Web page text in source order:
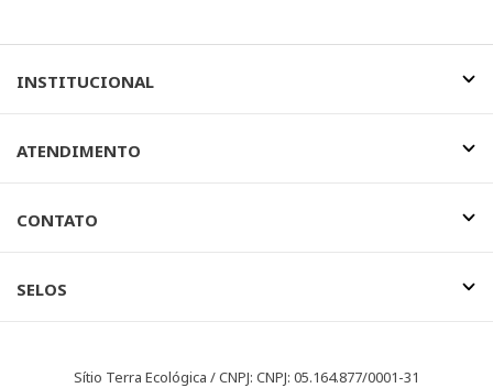
INSTITUCIONAL
ATENDIMENTO
CONTATO
SELOS
Sítio Terra Ecológica / CNPJ: CNPJ: 05.164.877/0001-31